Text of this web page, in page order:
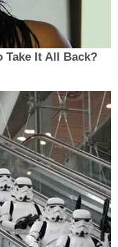
Take It All Back?